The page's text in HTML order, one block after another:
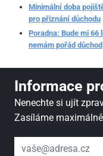
Minimální doba
pro přiznání důchodu
Poradna: Bude mi 66
nemám pořád důchod
Informace
Nenechte si ujít
Zasíláme
váš email